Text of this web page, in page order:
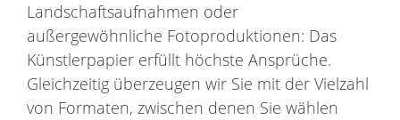
Landschaftsaufnahmen oder
außergewöhnliche Fotoproduktionen: Das
Künstlerpapier erfüllt höchste Ansprüche.
Gleichzeitig überzeugen wir Sie mit der Vielzahl
von Formaten, zwischen denen Sie wählen